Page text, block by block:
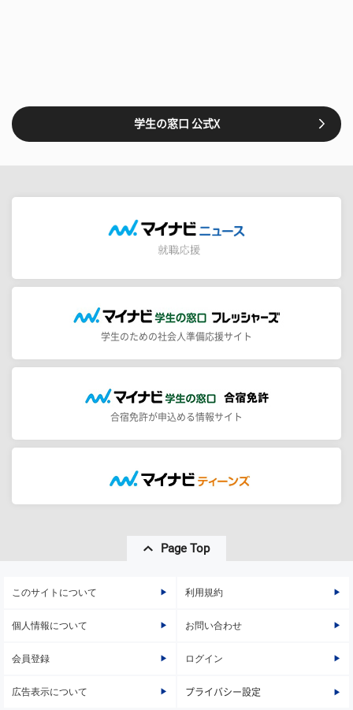
学生の窓口 公式X
学生のための社会人準備応援サイト
合宿免許が申込める情報サイト
Page Top
このサイトについて 利用規約
個人情報について お問い合わせ
会員登録 ログイン
広告表示について プライバシー設定